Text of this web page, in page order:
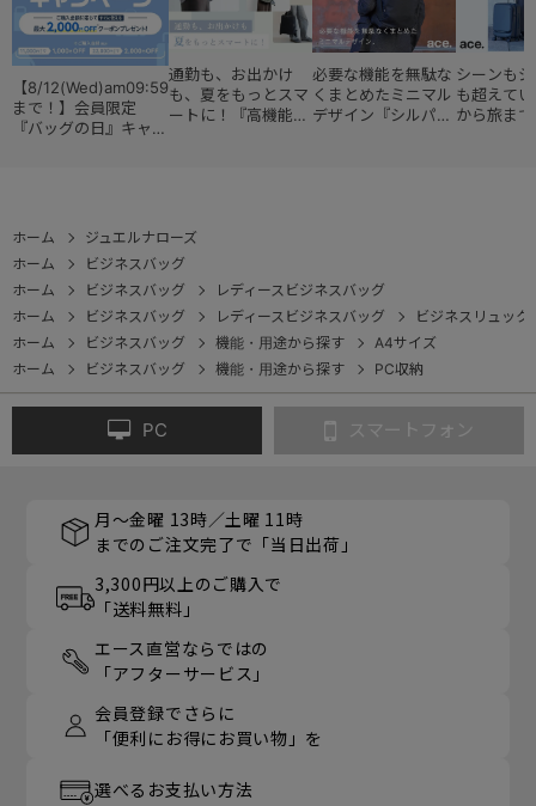
【8/12(Wed)am09:59
まで！】会員限定
『バッグの日』キャン
通勤も、お出かけ
も、夏をもっとスマ
ートに！『高機能レ
必要な機能を無駄な
くまとめたミニマル
デザイン『シルパッ
シーンも
も超えて
から旅ま
ホーム
ジュエルナローズ
ホーム
ビジネスバッグ
ホーム
ビジネスバッグ
レディースビジネスバッグ
ホーム
ビジネスバッグ レディースビジネスバッグ
ビジネスリュック
ホーム
ビジネスバッグ 機能・用途から探す
A4サイズ
ホーム
ビジネスバッグ 機能・用途から探す PC収納
PC スマートフォン
月～金曜 13時／土曜 11時
までのご注文完了で「当日出荷」
3,300円以上のご購入で
「送料無料」
エース直営ならではの
「アフターサービス」
会員登録でさらに
「便利にお得にお買い物」を
選べるお支払い方法